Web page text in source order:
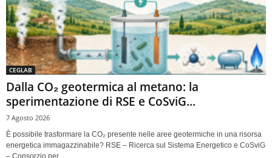
CEGLAB
Dalla CO₂ geotermica al metano: la
sperimentazione di RSE e CoSviG...
7 Agosto 2026
È possibile trasformare la CO₂ presente nelle aree geotermiche in una risorsa
energetica immagazzinabile? RSE – Ricerca sul Sistema Energetico e CoSviG